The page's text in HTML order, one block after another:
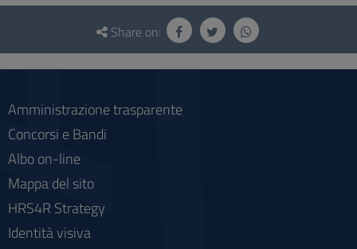
Questionnaire
social
Share on:
Amministrazione trasparente
Concorsi e Bandi
Albo on-line
Mappa del sito
HRS4R Strategy
Identità visiva